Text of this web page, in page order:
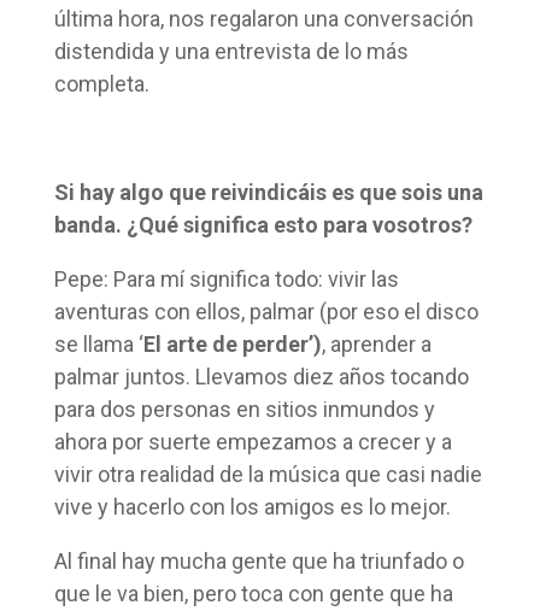
última hora, nos regalaron una conversación
distendida y una entrevista de lo más
completa.
Si hay algo que reivindicáis es que sois una
banda. ¿Qué significa esto para vosotros?
Pepe: Para mí significa todo: vivir las
aventuras con ellos, palmar (por eso el disco
se llama ‘El arte de perder’), aprender a
palmar juntos. Llevamos diez años tocando
para dos personas en sitios inmundos y
ahora por suerte empezamos a crecer y a
vivir otra realidad de la música que casi nadie
vive y hacerlo con los amigos es lo mejor.
Al final hay mucha gente que ha triunfado o
que le va bien, pero toca con gente que ha